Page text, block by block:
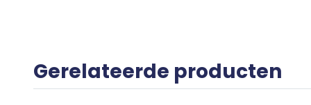
Gerelateerde producten